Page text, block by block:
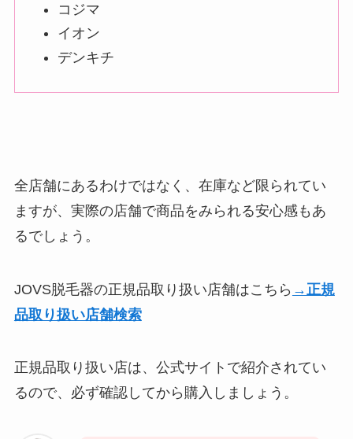
コジマ
イオン
デンキチ
全店舗にあるわけではなく、在庫など限られてい
ますが、実際の店舗で商品をみられる安心感もあ
るでしょう。
JOVS脱毛器の正規品取り扱い店舗はこちら →正規
品取り扱い店舗検索
正規品取り扱い店は、公式サイトで紹介されてい
るので、必ず確認してから購入しましょう。